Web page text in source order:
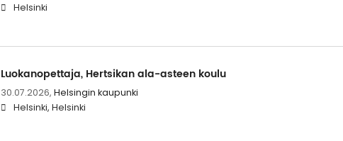
Helsinki
Luokanopettaja, Hertsikan ala-asteen koulu
30.07.2026, Helsingin kaupunki
Helsinki, Helsinki